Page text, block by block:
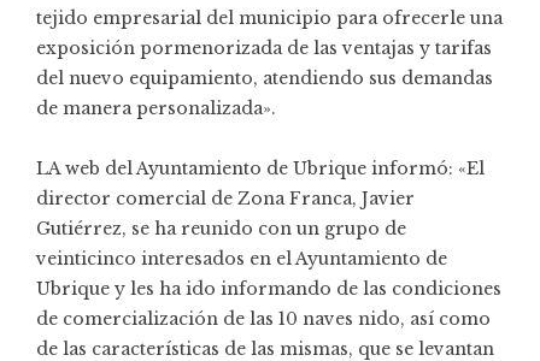
tejido empresarial del municipio para ofrecerle una
exposición pormenorizada de las ventajas y tarifas
del nuevo equipamiento, atendiendo sus demandas
de manera personalizada».
LA web del Ayuntamiento de Ubrique informó: «El
director comercial de Zona Franca, Javier
Gutiérrez, se ha reunido con un grupo de
veinticinco interesados en el Ayuntamiento de
Ubrique y les ha ido informando de las condiciones
de comercialización de las 10 naves nido, así como
de las características de las mismas, que se levantan